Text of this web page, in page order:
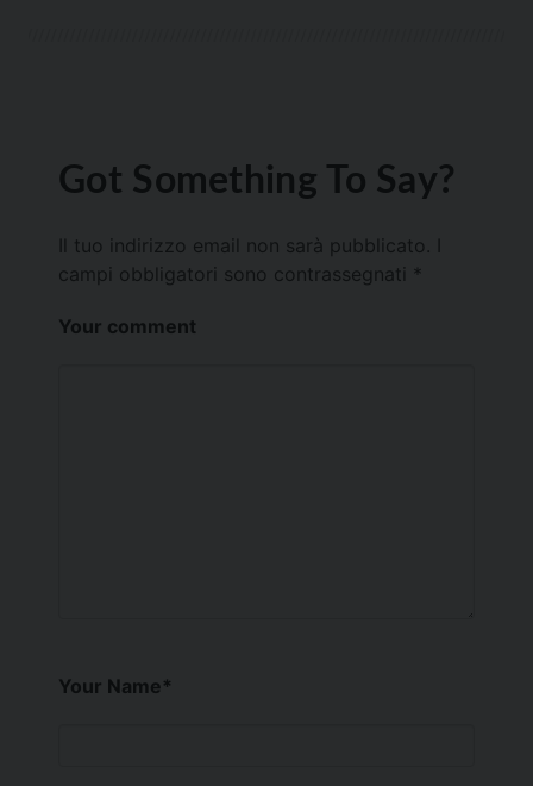
Got Something To Say?
Il tuo indirizzo email non sarà pubblicato.
campi obbligatori sono contrassegnati *
Your comment
Your Name*